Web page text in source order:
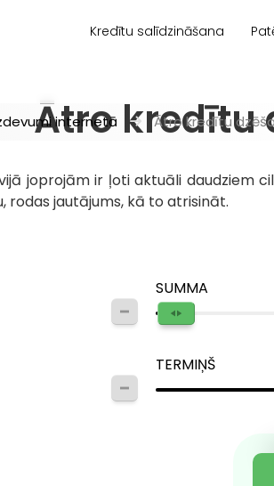
Kredītu salīdzināšana
internetā Ātro kredītu
Ātro kredītu
joprojām ir ļoti aktuāli daudziem
rodas jautājums, kā to atrisināt.
SUMMA
TERMIŅŠ